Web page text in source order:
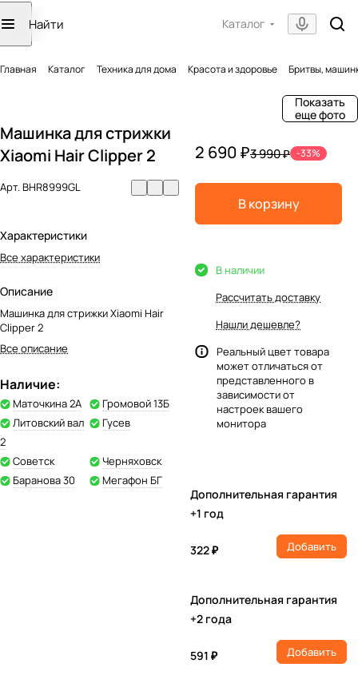
Каталог
Главная Каталог Техника для дома Красота и здоровье Бритвы,
Показать
еще фото
Машинка для стрижки
Xiaomi Hair Clipper 2
Арт.BHR8999GL
Характеристики
Все характеристики
Описание
Машинка для стрижки Xiaomi Hair
Clipper 2
Все описание
Наличие:
Маточкина 2А
Громовой 13Б
Литовский вал
2
Гусев
Советск
Черняховск
Баранова 30
Мегафон БГ
2 690 ₽3 990 ₽ -33%
В корзину
В наличии
Рассчитать доставку
Нашли дешевле?
Реальный цвет товара
может отличаться от
представленного в
зависимости от
настроек вашего
монитора
Дополнительная гарантия
+1 год
322 ₽ Добавить
Дополнительная гарантия
+2 года
591 ₽ Добавить